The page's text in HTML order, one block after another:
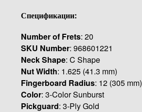
Спецификации:
Number of Frets: 20
SKU Number: 968601221
Neck Shape: C Shape
Nut Width: 1.625 (41.3 mm)
Fingerboard Radius: 12 (305 mm)
Color: 3-Color Sunburst
Pickguard: 3-Ply Gold